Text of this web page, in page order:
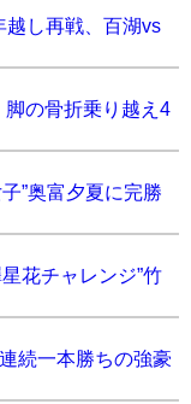
越し再戦、百湖vs
脚の骨折乗り越え4
”奥富夕夏に完勝
花チャレンジ”竹
続一本勝ちの強豪